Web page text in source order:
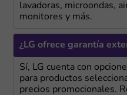
lavadoras, microondas,
monitores y más.
¿LG ofrece garantía
Sí, LG cuenta con
para productos
precios promocionales.